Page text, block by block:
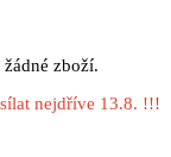
zboží.
nejdříve 13.8. !!!